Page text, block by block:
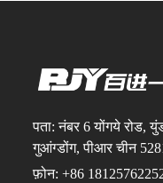
पता: नंबर 6 योंगये रोड,
गुआंग्डोंग, पीआर चीन
फ़ोन: +86